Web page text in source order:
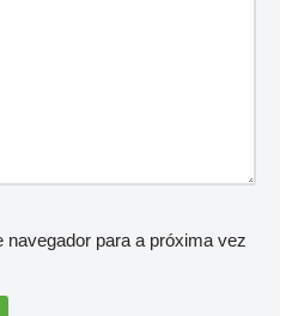
navegador para a próxima vez